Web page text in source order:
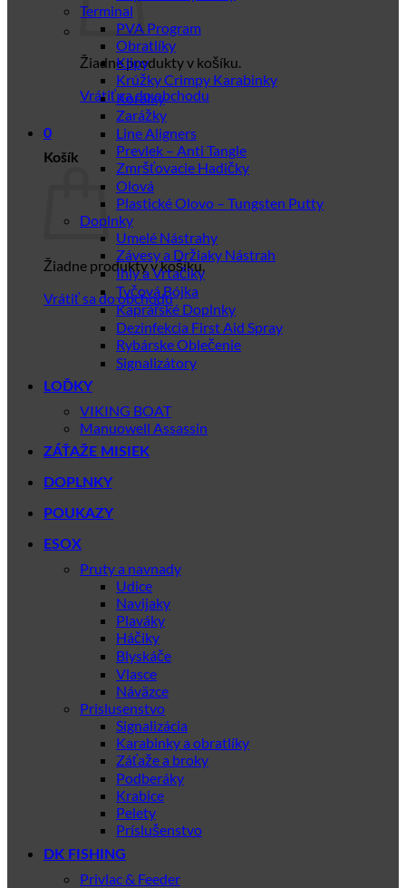
Žiadne produkty v košíku.
Vrátiť sa do obchodu
0
Košík
Žiadne produkty v košíku.
Vrátiť sa do obchodu
Terminal
PVA Program
Obratlíky
Klipy
Krúžky Crimpy Karabinky
Korálky
Zarážky
Line Aligners
Prevlek – Anti Tangle
Zmršťovacie Hadičky
Olová
Plastické Olovo – Tungsten Putty
Doplnky
Umelé Nástrahy
Závesy a Držiaky Nástrah
Ihly a Vrtačiky
Tyčová Bójka
Kaprářské Doplnky
Dezinfekcia First Aid Spray
Rybárske Oblečenie
Signalizátory
LOĎKY
VIKING BOAT
Manuowell Assassin
ZÁŤAŽE MISIEK
DOPLNKY
POUKAZY
ESOX
Pruty a navnady
Udice
Navijaky
Plaváky
Háčiky
Blyskáče
Vlasce
Náväzce
Prislusenstvo
Signalizácia
Karabinky a obratlíky
Záťaže a broky
Podberáky
Krabice
Pelety
Príslušenstvo
DK FISHING
Privlac & Feeder